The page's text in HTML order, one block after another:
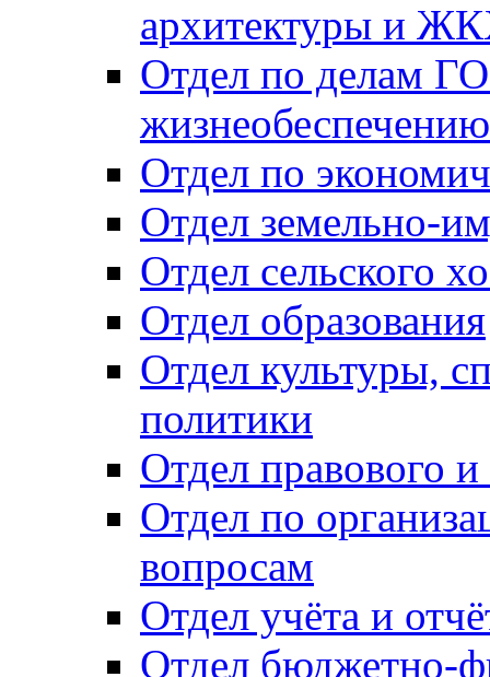
архитектуры и
Отдел по делам
Отдел по
Отдел земельно-
Отдел сельского
Отдел образования
Отдел культуры,
политики
Отдел правового
Отдел по
вопросам
Отдел учёта и
Отдел бюджетно-